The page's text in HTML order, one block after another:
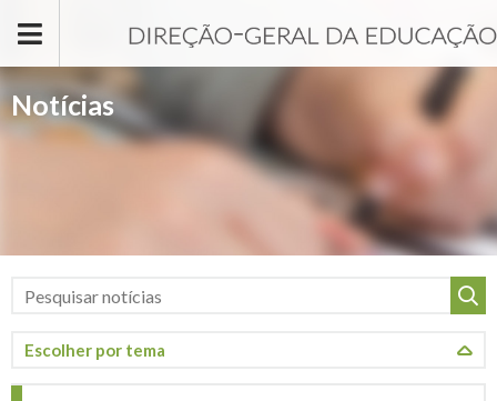
Notícias